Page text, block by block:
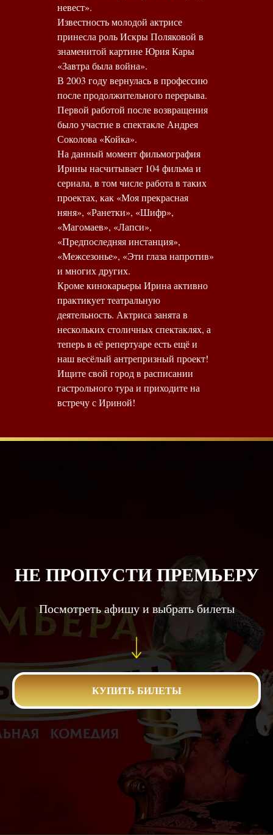
невест».
Известность молодой актрисе
принесла роль Искры Поляковой в
знаменитой картине Юрия Кары
«Завтра была война».
В 2003 году вернулась в профессию
после продолжительного перерыва.
Первой работой после возвращения
было участие в спектакле Андрея
Соколова «Койка».
На данный момент фильмография
Ирины насчитывает 104 фильма и
сериала, в том числе работа в таких
проектах, как «Моя прекрасная
няня», «Ранетки», «Шифр»,
«Магомаев», «Лапси»,
«Предпоследняя инстанция»,
«Межсезонье», «Эти глаза напротив»
и многих других.
Кроме кинокарьеры Ирина активно
практикует театральную
деятельность. Актриса занята в
нескольких столичных спектаклях, а
теперь в её репертуаре есть ещё и
наш весёлый антрепризный проект!
Ищите свой город в расписании
гастрольного тура и приходите на
встречу с Ириной!
НЕ ПРОПУСТИ ПРЕМЬЕРУ
Посмотреть афишу и выбрать билеты
КУПИТЬ БИЛЕТЫ